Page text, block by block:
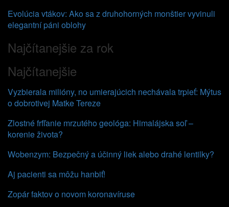
Evolúcia vtákov: Ako sa z druhohorných monštier vyvinuli
elegantní páni oblohy
Najčítanejšie za rok
Najčítanejšie
Vyzbierala milióny, no umierajúcich nechávala trpieť: Mýtus
o dobrotivej Matke Tereze
Zlostné frfľanie mrzutého geológa: Himalájska soľ –
korenie života?
Wobenzym: Bezpečný a účinný liek alebo drahé lentilky?
Aj pacienti sa môžu hanbiť!
Zopár faktov o novom koronavíruse